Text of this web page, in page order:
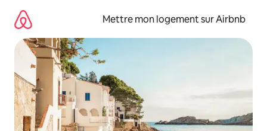
directement
contenu
Mettre mon logement sur Airbnb